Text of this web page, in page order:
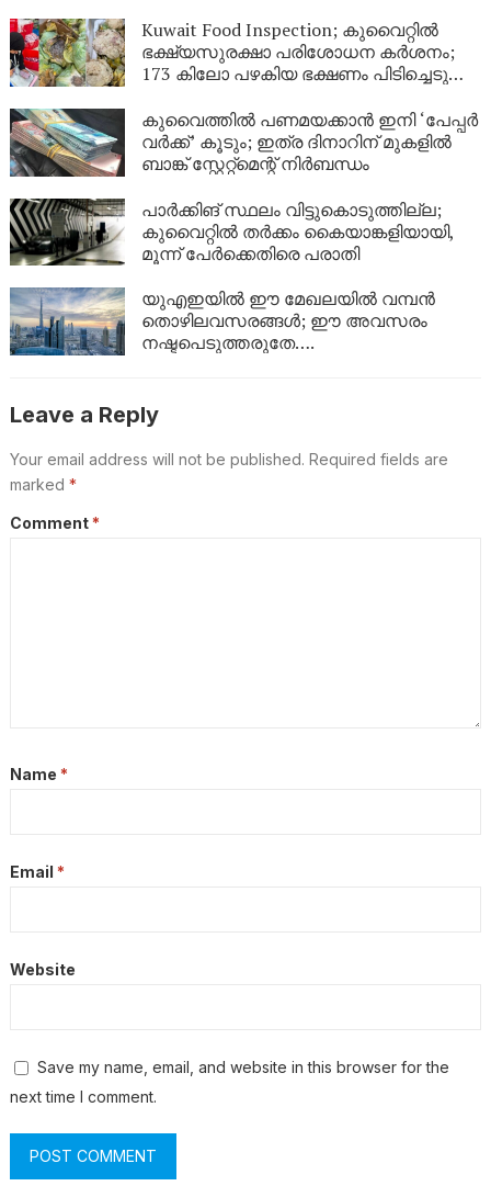
Kuwait Food Inspection; കുവൈറ്റിൽ
ഭക്ഷ്യസുരക്ഷാ പരിശോധന കർശനം;
173 കിലോ പഴകിയ ഭക്ഷണം പിടിച്ചെടുത്ത്
കുവൈത്തിൽ പണമയക്കാൻ ഇനി ‘പേപ്പർ
വർക്ക്’ കൂടും; ഇത്ര ദിനാറിന് മുകളിൽ
ബാങ്ക് സ്റ്റേറ്റ്മെന്റ് നിർബന്ധം
പാർക്കിങ് സ്ഥലം വിട്ടുകൊടുത്തില്ല;
കുവൈറ്റിൽ തർക്കം കൈയാങ്കളിയായി,
മൂന്ന് പേർക്കെതിരെ പരാതി
യുഎഇയിൽ ഈ മേഖലയിൽ വമ്പൻ
തൊഴിലവസരങ്ങൾ; ഈ അവസരം
നഷ്ടപെടുത്തരുതേ….
Leave a Reply
Your email address will not be published. Required fields are
marked *
Comment *
Name *
Email *
Website
Save my name, email, and website in this browser for the
next time I comment.